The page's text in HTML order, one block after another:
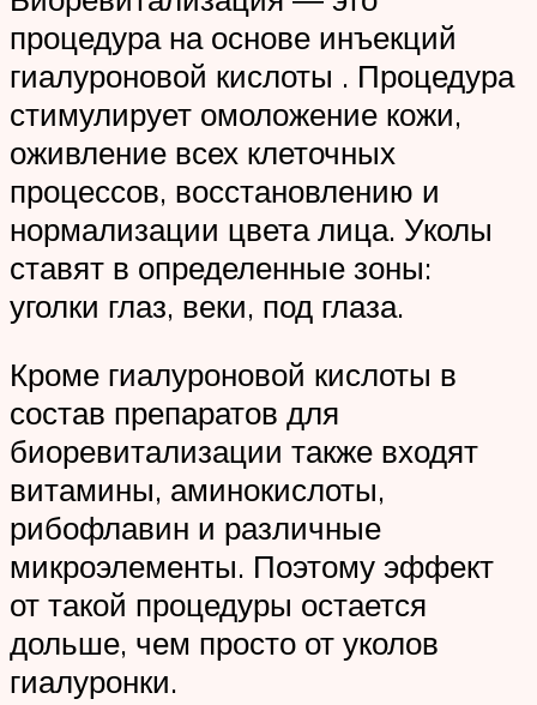
процедура на основе инъекций
гиалуроновой кислоты . Процедура
стимулирует омоложение кожи,
оживление всех клеточных
процессов, восстановлению и
нормализации цвета лица. Уколы
ставят в определенные зоны:
уголки глаз, веки, под глаза.
Кроме гиалуроновой кислоты в
состав препаратов для
биоревитализации также входят
витамины, аминокислоты,
рибофлавин и различные
микроэлементы. Поэтому эффект
от такой процедуры остается
дольше, чем просто от уколов
гиалуронки.